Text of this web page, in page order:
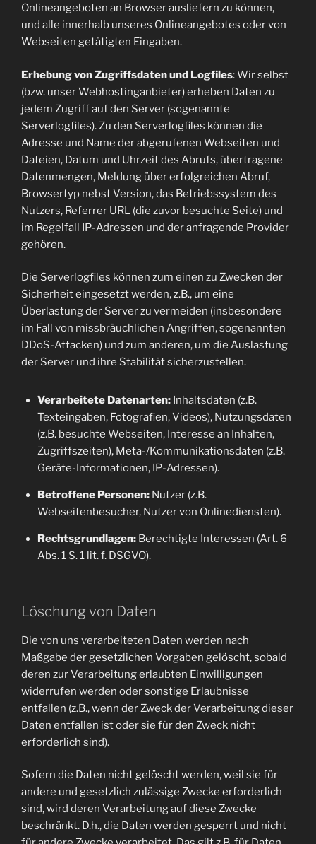
Onlineangeboten an Browser ausliefern zu können,
und alle innerhalb unseres Onlineangebotes oder von
Webseiten getätigten Eingaben.
Erhebung von Zugriffsdaten und Logfiles: Wir selbst
(bzw. unser Webhostinganbieter) erheben Daten zu
jedem Zugriff auf den Server (sogenannte
Serverlogfiles). Zu den Serverlogfiles können die
Adresse und Name der abgerufenen Webseiten und
Dateien, Datum und Uhrzeit des Abrufs, übertragene
Datenmengen, Meldung über erfolgreichen Abruf,
Browsertyp nebst Version, das Betriebssystem des
Nutzers, Referrer URL (die zuvor besuchte Seite) und
im Regelfall IP-Adressen und der anfragende Provider
gehören.
Die Serverlogfiles können zum einen zu Zwecken der
Sicherheit eingesetzt werden, z.B., um eine
Überlastung der Server zu vermeiden (insbesondere
im Fall von missbräuchlichen Angriffen, sogenannten
DDoS-Attacken) und zum anderen, um die Auslastung
der Server und ihre Stabilität sicherzustellen.
Verarbeitete Datenarten:Inhaltsdaten (z.B.
Texteingaben, Fotografien, Videos), Nutzungsdaten
(z.B. besuchte Webseiten, Interesse an Inhalten,
Zugriffszeiten), Meta-/Kommunikationsdaten (z.B.
Geräte-Informationen, IP-Adressen).
Betroffene Personen:Nutzer (z.B.
Webseitenbesucher, Nutzer von Onlinediensten).
Rechtsgrundlagen:Berechtigte Interessen (Art. 6
Abs. 1 S. 1 lit. f. DSGVO).
Löschung von Daten
Die von uns verarbeiteten Daten werden nach
Maßgabe der gesetzlichen Vorgaben gelöscht, sobald
deren zur Verarbeitung erlaubten Einwilligungen
widerrufen werden oder sonstige Erlaubnisse
entfallen (z.B., wenn der Zweck der Verarbeitung dieser
Daten entfallen ist oder sie für den Zweck nicht
erforderlich sind).
Sofern die Daten nicht gelöscht werden, weil sie für
andere und gesetzlich zulässige Zwecke erforderlich
sind, wird deren Verarbeitung auf diese Zwecke
beschränkt. D.h., die Daten werden gesperrt und nicht